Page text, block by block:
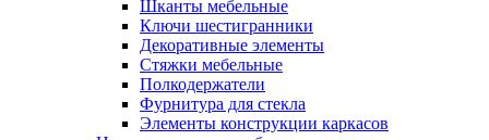
Шканты мебельные
Ключи шестигранники
Декоративные элементы
Стяжки мебельные
Полкодержатели
Фурнитура для стекла
Элементы конструкции каркасов